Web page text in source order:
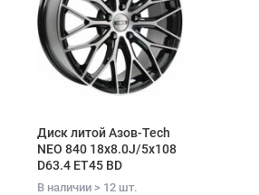
Диск литой Азов-Tech
NEO 840 18x8.0J/5x108
D63.4 ET45 BD
В наличии > 12 шт.